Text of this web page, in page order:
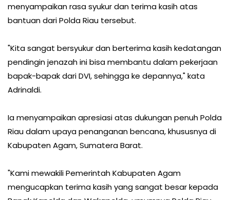
menyampaikan rasa syukur dan terima kasih atas
bantuan dari Polda Riau tersebut.
"Kita sangat bersyukur dan berterima kasih kedatangan
pendingin jenazah ini bisa membantu dalam pekerjaan
bapak-bapak dari DVI, sehingga ke depannya," kata
Adrinaldi.
Ia menyampaikan apresiasi atas dukungan penuh Polda
Riau dalam upaya penanganan bencana, khususnya di
Kabupaten Agam, Sumatera Barat.
"Kami mewakili Pemerintah Kabupaten Agam
mengucapkan terima kasih yang sangat besar kepada